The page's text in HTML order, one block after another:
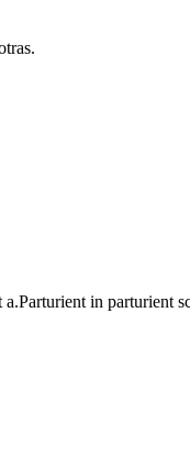
in parturient